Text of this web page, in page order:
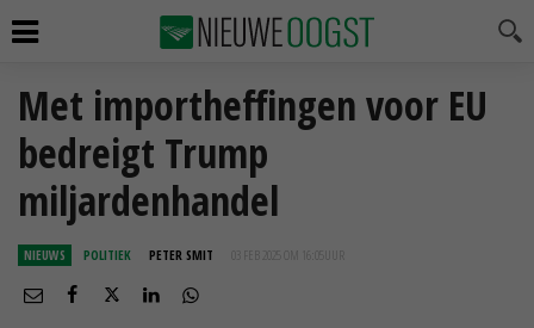
Met importheffingen voor EU
bedreigt Trump
miljardenhandel
NIEUWS POLITIEK PETER SMIT 03 FEB 2025 OM 16:05